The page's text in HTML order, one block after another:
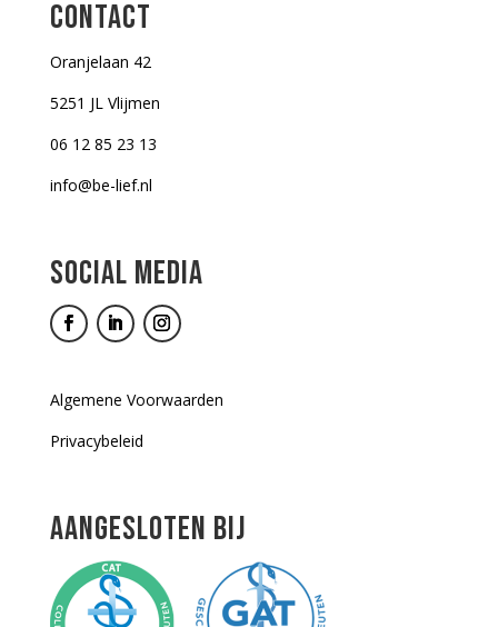
CONTACT
Oranjelaan 42
5251 JL Vlijmen
06 12 85 23 13
info@be-lief.nl
SOCIAL MEDIA
Algemene Voorwaarden
Privacybeleid
AANGESLOTEN BIJ